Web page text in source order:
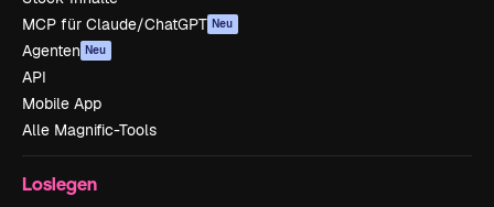
MCP für Claude/ChatGPT Neu
Agenten Neu
API
Mobile App
Alle Magnific-Tools
Loslegen